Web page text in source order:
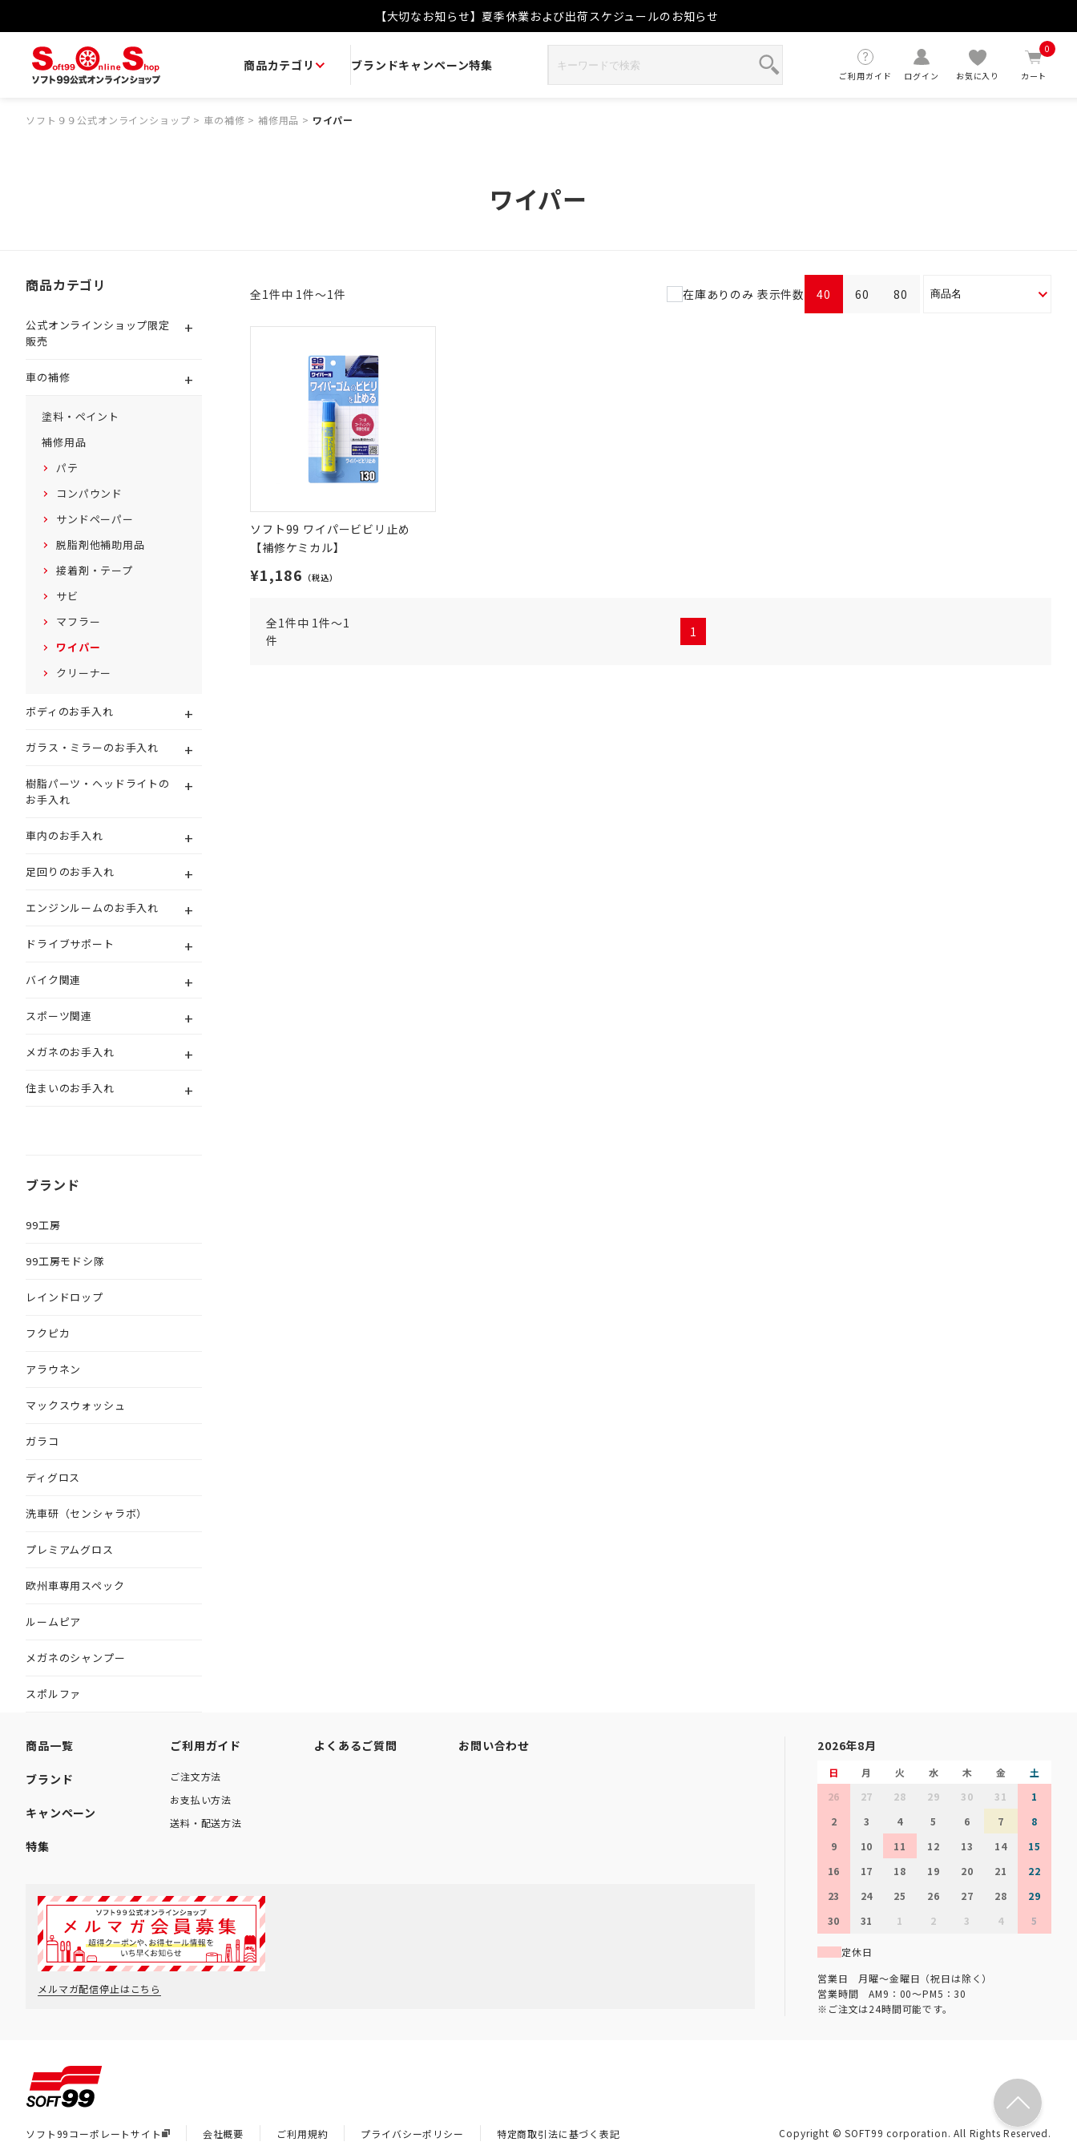
【大切なお知らせ】夏季休業および出荷スケジュールのお知らせ
商品カテゴリ ブランドキャンペーン特集
ご利用ガイド ログイン お気に入り カート
0
ソフト９９公式オンラインショップ > 車の補修 > 補修用品 > ワイパー
ワイパー
商品カテゴリ
公式オンラインショップ限定
販売
+
車の補修 +
塗料・ペイント
補修用品
パテ
コンパウンド
サンドペーパー
脱脂剤他補助用品
接着剤・テープ
サビ
マフラー
ワイパー
クリーナー
ボディのお手入れ +
ガラス・ミラーのお手入れ +
樹脂パーツ・ヘッドライトの
お手入れ
+
車内のお手入れ +
足回りのお手入れ +
エンジンルームのお手入れ +
ドライブサポート +
バイク関連 +
スポーツ関連 +
メガネのお手入れ +
住まいのお手入れ +
ブランド
99工房
99工房モドシ隊
レインドロップ
フクピカ
アラウネン
マックスウォッシュ
ガラコ
ディグロス
洗車研（センシャラボ）
プレミアムグロス
欧州車専用スペック
ルームピア
メガネのシャンプー
スポルファ
全1件中 1件～1件 在庫ありのみ 表示件数 40 60 80
ソフト99 ワイパービビリ止め
【補修ケミカル】
¥1,186 （税込）
全1件中 1件～1
件
1
商品一覧
ブランド
キャンペーン
特集
ご利用ガイド
ご注文方法
お支払い方法
送料・配送方法
よくあるご質問 お問い合わせ
メルマガ配信停止はこちら
2026年8月
日 月 火 水 木 金
土
26
27 28 29 30 31
1
2
3 4 5 6 7
8
9
10 11 12 13 14
15
16
17 18 19 20 21
22
23
24 25 26 27 28
29
30
31 1 2 3 4 5
定休日
営業日 月曜～金曜日（祝日は除く）
営業時間 AM9：00～PM5：30
※ご注文は24時間可能です。
ソフト99コーポレートサイト 会社概要 ご利用規約 プライバシーポリシー 特定商取引法に基づく表記 Copyright © SOFT99 corporation. All Rights Reserved.